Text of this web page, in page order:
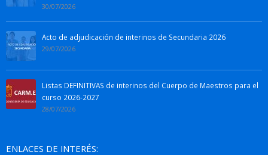
30/07/2026
Acto de adjudicación de interinos de Secundaria 2026
29/07/2026
Listas DEFINITIVAS de interinos del Cuerpo de Maestros para el
curso 2026-2027
28/07/2026
ENLACES DE INTERÉS: